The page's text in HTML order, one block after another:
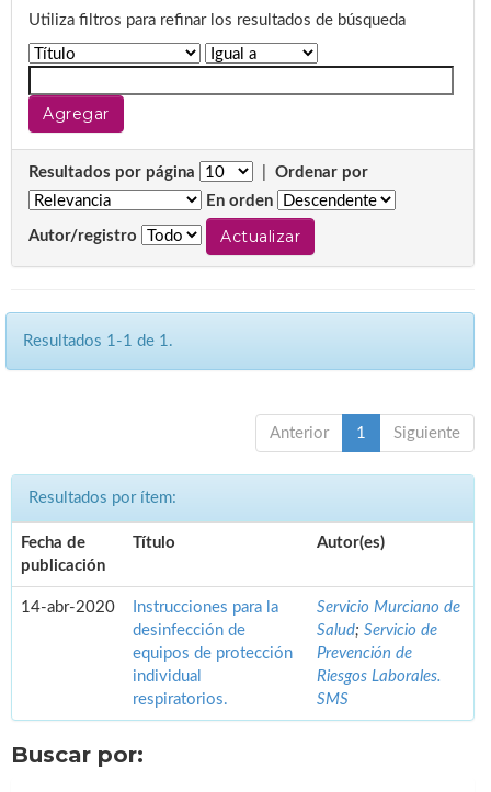
Utiliza filtros para refinar los resultados de búsqueda
Resultados por página
Ordenar por
En orden
Autor/registro
Resultados 1-1 de 1.
Anterior 1 Siguiente
Resultados por ítem:
Fecha de
publicación
Título Autor(es)
14-abr-2020
Instrucciones para la
desinfección de
equipos de protección
individual
respiratorios.
Servicio Murciano de
Salud; Servicio de
Prevención de
Riesgos Laborales.
SMS
Buscar por: